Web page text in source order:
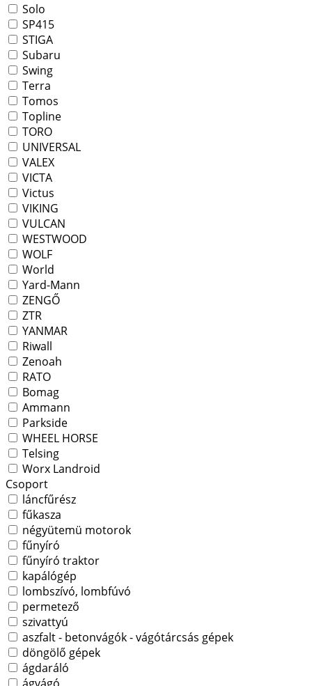
Solo
SP415
STIGA
Subaru
Swing
Terra
Tomos
Topline
TORO
UNIVERSAL
VALEX
VICTA
Victus
VIKING
VULCAN
WESTWOOD
WOLF
World
Yard-Mann
ZENGŐ
ZTR
YANMAR
Riwall
Zenoah
RATO
Bomag
Ammann
Parkside
WHEEL HORSE
Telsing
Worx Landroid
Csoport
láncfűrész
fűkasza
négyütemü motorok
fűnyíró
fűnyíró traktor
kapálógép
lombszívó, lombfúvó
permetező
szivattyú
aszfalt - betonvágók - vágótárcsás gépek
döngölő gépek
ágdaráló